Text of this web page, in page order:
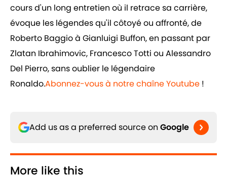
cours d'un long entretien où il retrace sa carrière,
évoque les légendes qu'il côtoyé ou affronté, de
Roberto Baggio à Gianluigi Buffon, en passant par
Zlatan Ibrahimovic, Francesco Totti ou Alessandro
Del Pierro, sans oublier le légendaire
Ronaldo.Abonnez-vous à notre chaîne Youtube !
Add us as a preferred source on Google
More like this